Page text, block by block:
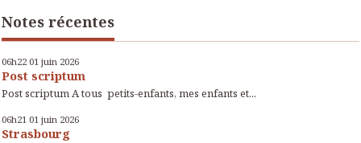
Notes récentes
06h22 01 juin 2026
Post scriptum
Post scriptum A tous petits-enfants, mes enfants et...
06h21 01 juin 2026
Strasbourg